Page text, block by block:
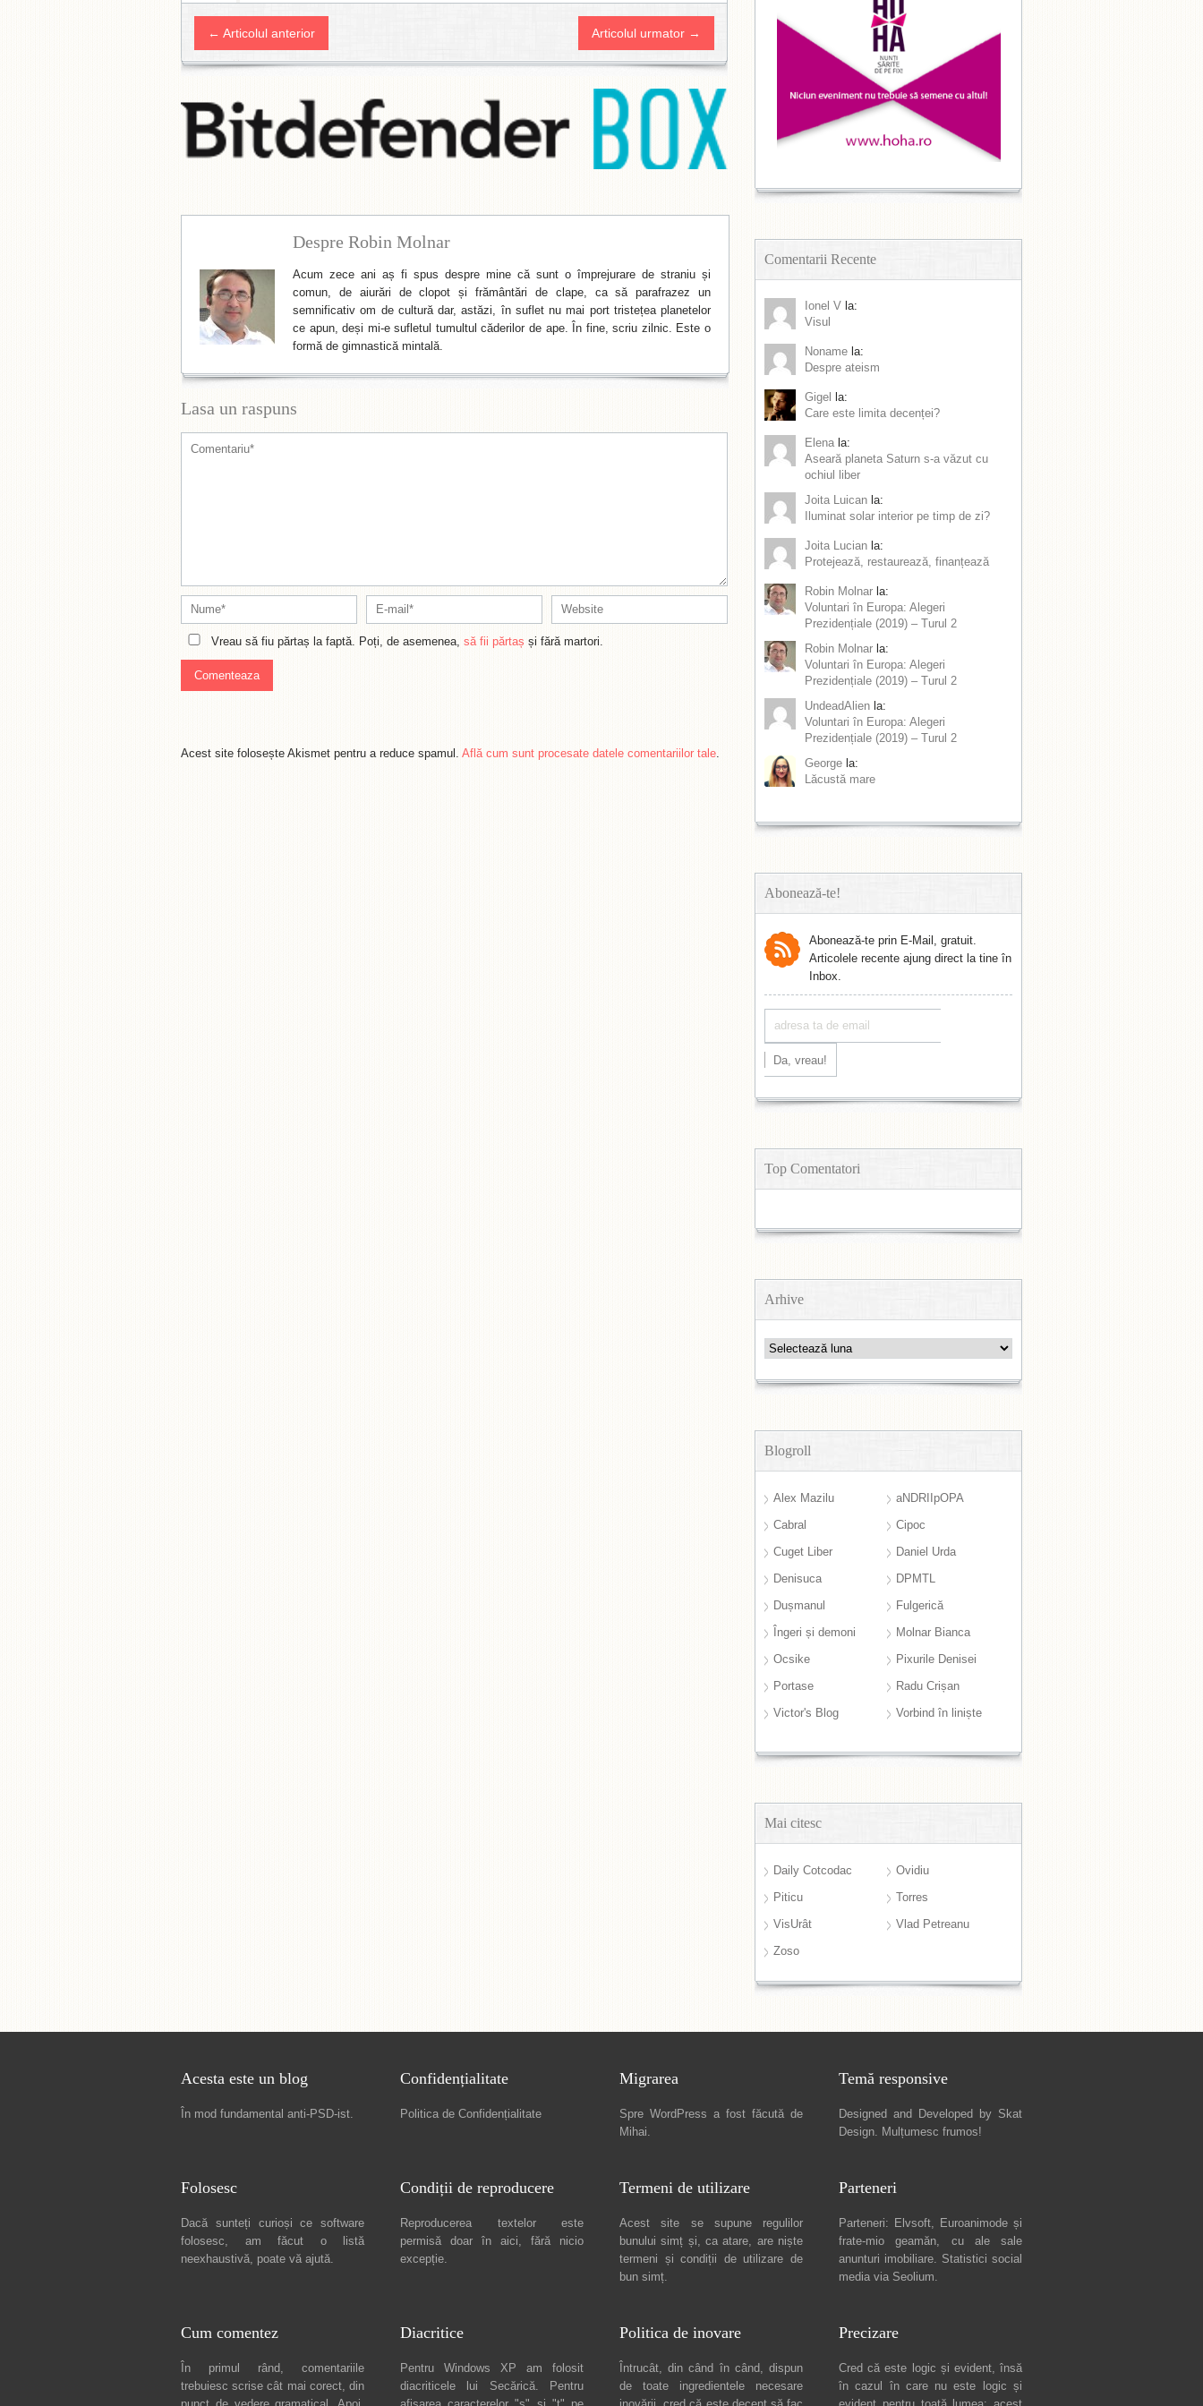
← Articolul anterior Articolul urmator →
Despre Robin Molnar
Acum zece ani aș fi spus despre mine că sunt o împrejurare de straniu și
comun, de aiurări de clopot și frământări de clape, ca să parafrazez un
semnificativ om de cultură dar, astăzi, în suflet nu mai port tristețea planetelor
ce apun, deși mi-e sufletul tumultul căderilor de ape. În fine, scriu zilnic. Este o
formă de gimnastică mintală.
Lasa un raspuns
Vreau să fiu părtaș la faptă. Poți, de asemenea, să fii părtaș și fără martori.
Acest site folosește Akismet pentru a reduce spamul. Află cum sunt procesate datele comentariilor tale.
Comentarii Recente
Ionel V la:
Visul
Noname la:
Despre ateism
Gigel
la:
Care este limita decenței?
Elena la:
Aseară planeta Saturn s-a văzut cu
ochiul liber
Joita Luican la:
Iluminat solar interior pe timp de zi?
Joita Lucian la:
Protejează, restaurează, finanțează
Robin Molnar la:
Voluntari în Europa: Alegeri
Prezidențiale (2019) – Turul 2
Robin Molnar la:
Voluntari în Europa: Alegeri
Prezidențiale (2019) – Turul 2
UndeadAlien la:
Voluntari în Europa: Alegeri
Prezidențiale (2019) – Turul 2
George la:
Lăcustă mare
Abonează-te!
Abonează-te prin E-Mail, gratuit.
Articolele recente ajung direct la tine în
Inbox.
Top Comentatori
Arhive
Arhive
Blogroll
Alex Mazilu
aNDRIIpOPA
Cabral
Cipoc
Cuget Liber
Daniel Urda
Denisuca
DPMTL
Dușmanul
Fulgerică
Îngeri și demoni
Molnar Bianca
Ocsike
Pixurile Denisei
Portase
Radu Crișan
Victor's Blog
Vorbind în liniște
Mai citesc
Daily Cotcodac
Ovidiu
Piticu
Torres
VisUrât
Vlad Petreanu
Zoso
Acesta este un blog
În mod fundamental anti-PSD-ist.
Confidențialitate
Politica de Confidențialitate
Migrarea
Spre WordPress a fost făcută de
Mihai.
Temă responsive
Designed and Developed by Skat
Design. Mulțumesc frumos!
Folosesc
Dacă sunteți curioși ce software
folosesc, am făcut o listă
neexhaustivă, poate vă ajută.
Condiții de reproducere
Reproducerea textelor este
permisă doar în aici, fără nicio
excepție.
Termeni de utilizare
Acest site se supune regulilor
bunului simț și, ca atare, are niște
termeni și condiții de utilizare de
bun simț.
Parteneri
Parteneri: Elvsoft, Euroanimode și
frate-mio geamăn, cu ale sale
anunturi imobiliare. Statistici social
media via Seolium.
Cum comentez
În primul rând, comentariile
trebuiesc scrise cât mai corect, din
Diacritice
Pentru Windows XP am folosit
diacriticele lui Secărică. Pentru
Politica de inovare
Întrucât, din când în când, dispun
de toate ingredientele necesare
Precizare
Cred că este logic și evident, însă
în cazul în care nu este logic și